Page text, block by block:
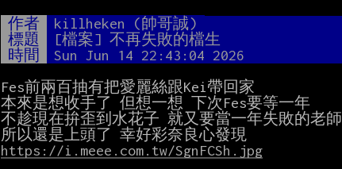
作者 killheken (帥哥誠)
標題
[檔案] 不再失敗的檔生
時間
Sun Jun 14 22:43:04 2026
Fes前兩百抽有把愛麗絲跟Kei帶回家
本來是想收手了 但想一想 下次Fes要等一年
不趁現在拚歪到水花子 就又要當一年失敗的老師
https://i.meee.com.tw/SgnFCSh.jpg